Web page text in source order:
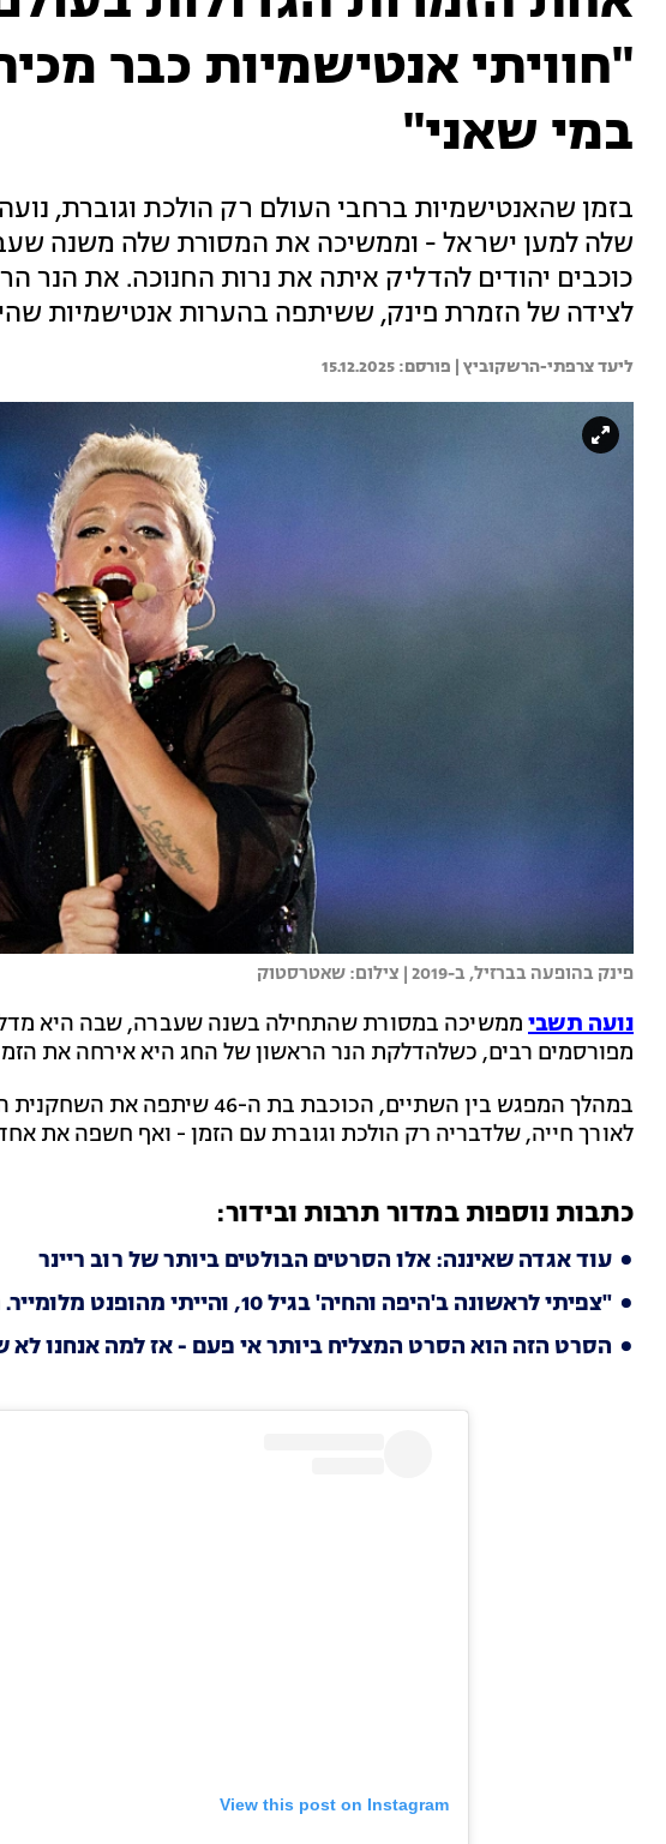
"חוויתי אנטישמיות כבר
במי שאני"
בזמן שהאנטישמיות ברחבי העולם רק הולכת וגוברת,
שלה למען ישראל - וממשיכה את המסורת שלה משנה
כוכבים יהודים להדליק איתה את נרות החנוכה. את הנר
לצידה של הזמרת פינק, ששיתפה בהערות אנטישמיות
ליעד צרפתי-הרשקוביץ | 15.12.2025
פינק בהופעה בברזיל, ב-2019 | צילום: שאטרסטוק
נועהתשבי ממשיכה במסורת שהתחילה בשנה שעברה, שבה היא
מפורסמים רבים, כשלהדלקת הנר הראשון של החג היא אירחה את
במהלך המפגש בין השתיים, הכוכבת בת
לאורך חייה, שלדבריה רק הולכת וגוברת עם הזמן - ואף חשפה את
כתבות נוספות במדור תרבות ובידור:
עוד אגדה שאיננה: אלו הסרטים הבולטים ביותר של רוב ריינר
"צפיתי לראשונה ב'היפה והחיה' בגיל 10, והייתי מהופנט מלומייר. רציתי לגלם אותו כל חיי"
הסרט הזה הוא הסרט המצליח ביותר אי פעם - אז למה אנחנו לא
View this post on Instagram